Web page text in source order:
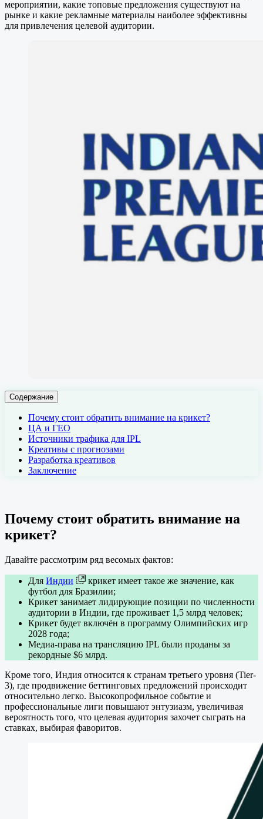
мероприятии, какие топовые предложения существуют на
рынке и какие рекламные материалы наиболее эффективны
для привлечения целевой аудитории.
Содержание
Почему стоит обратить внимание на крикет?
ЦА и ГЕО
Источники трафика для IPL
Креативы с прогнозами
Разработка креативов
Заключение
Почему стоит обратить внимание на
крикет?
Давайте рассмотрим ряд весомых фактов:
Для Индии
крикет имеет такое же значение, как
футбол для Бразилии;
Крикет занимает лидирующие позиции по численности
аудитории в Индии, где проживает 1,5 млрд человек;
Крикет будет включён в программу Олимпийских игр
2028 года;
Медиа-права на трансляцию IPL были проданы за
рекордные $6 млрд.
Кроме того, Индия относится к странам третьего уровня (Tier-
3), где продвижение беттинговых предложений происходит
относительно легко. Высокопрофильное событие и
профессиональные лиги повышают энтузиазм, увеличивая
вероятность того, что целевая аудитория захочет сыграть на
ставках, выбирая фаворитов.